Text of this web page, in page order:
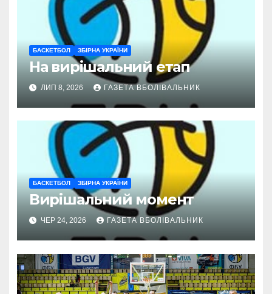
БАСКЕТБОЛ ЗБІРНА УКРАЇНИ
На вирішальний етап
ЛИП 8, 2026 ГАЗЕТА ВБОЛІВАЛЬНИК
БАСКЕТБОЛ ЗБІРНА УКРАЇНИ
Вирішальний момент
ЧЕР 24, 2026 ГАЗЕТА ВБОЛІВАЛЬНИК